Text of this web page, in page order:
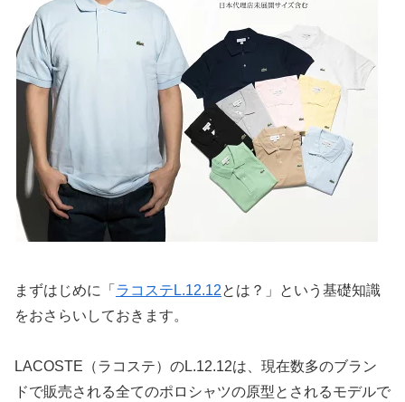
まずはじめに「 ラコステL.12.12とは？」という基礎知識
をおさらいしておきます。
LACOSTE（ラコステ）のL.12.12は、現在数多のブラン
ドで販売される全てのポロシャツの原型とされるモデルで